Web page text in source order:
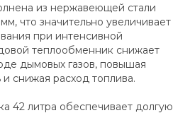
из нержавеющей стали
что значительно увеличивает
при интенсивной
теплообменник снижает
дымовых газов, повышая
снижая расход топлива.
42 литра обеспечивает долгую